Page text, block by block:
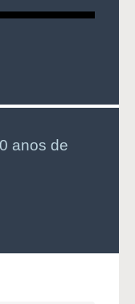
anos de